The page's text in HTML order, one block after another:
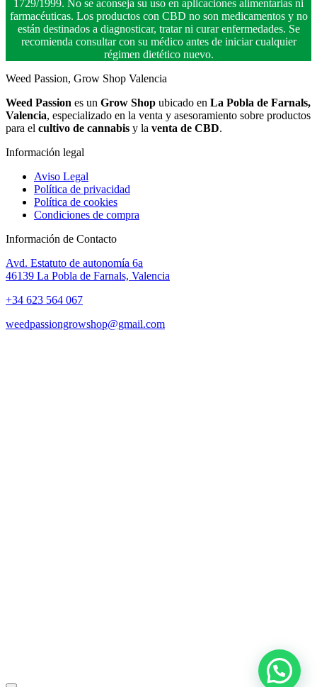
1729/1999. No se aconseja su uso en aplicaciones alimentarias ni
farmacéuticas. Los productos con CBD no son medicamentos y no
están destinados a diagnosticar, tratar ni curar enfermedades. Se
recomienda consultar con su médico antes de iniciar cualquier
régimen dietético nuevo.
Weed Passion, Grow Shop Valencia
Weed Passion es un Grow Shop ubicado en La Pobla de Farnals,
Valencia, especializado en la venta y asesoramiento sobre productos
para el cultivo de cannabis y la venta de CBD.
Información legal
Aviso Legal
Política de privacidad
Política de cookies
Condiciones de compra
Información de Contacto
Avd. Estatuto de autonomía 6a
46139 La Pobla de Farnals, Valencia
+34 623 564 067
weedpassiongrowshop@gmail.com